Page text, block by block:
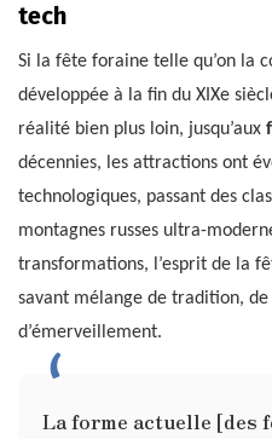
tech
Si la fête foraine telle qu’on la
développée à la fin du XIXe
réalité bien plus loin, jusqu’aux
décennies, les attractions ont
technologiques, passant des
montagnes russes ultra-
transformations, l’esprit de la
savant mélange de tradition,
d’émerveillement.
La forme actuelle [des